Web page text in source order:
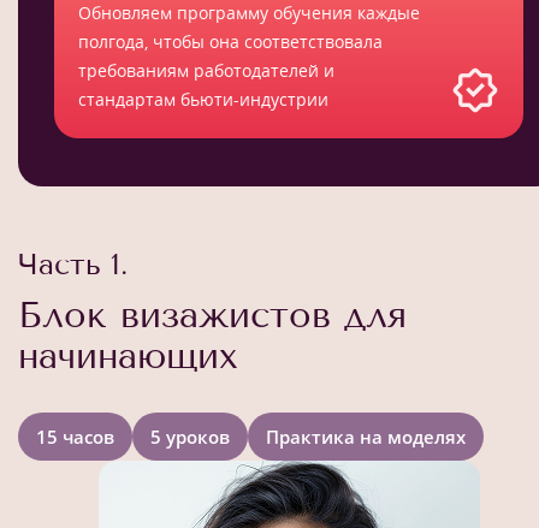
Обновляем программу обучения каждые
полгода, чтобы она соответствовала
требованиям работодателей и
стандартам бьюти-индустрии
Часть 1.
Блок визажистов для
начинающих
15 часов 5 уроков Практика на моделях